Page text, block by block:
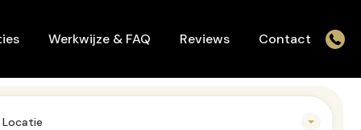
Werkwijze & FAQ Reviews Contact
Werkwijze & FAQ Reviews Contact
Locatie